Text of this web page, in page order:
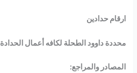
ارقام حدادين
محددة داوود الطحلة لكافه أعمال الحدادة
المصادر والمراجع: